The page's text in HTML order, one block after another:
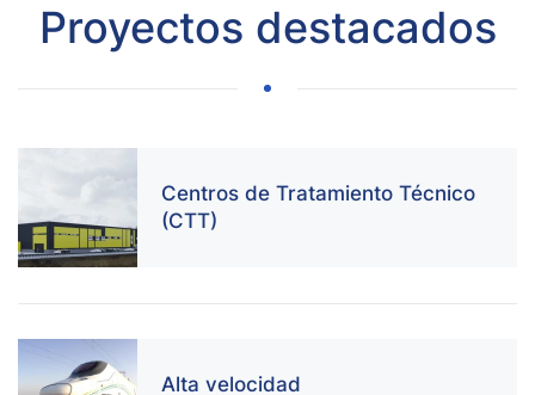
Proyectos destacados
Centros de Tratamiento Técnico
(CTT)
Alta velocidad